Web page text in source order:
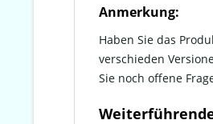
Anmerkung:
Haben Sie das
verschieden
Sie noch offene